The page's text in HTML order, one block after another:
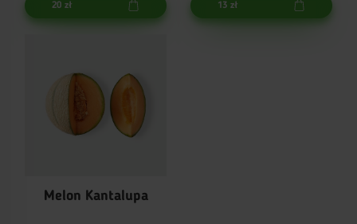
20 zł 13 zł
Melon Kantalupa